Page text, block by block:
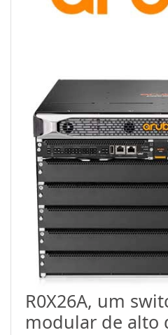
R0X26A, um
modular de alto